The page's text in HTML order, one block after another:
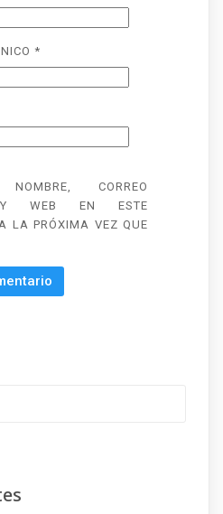
*
CORREO
Y WEB EN ESTE
LA PRÓXIMA VEZ QUE